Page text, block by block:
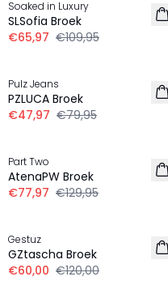
LINNEN
Soaked in Luxury
SLSofia Broek
€65,97 €109,95
LINNEN
Pulz Jeans
PZLUCA Broek
€47,97 €79,95
LINNEN
Part Two
AtenaPW Broek
€77,97 €129,95
LINNEN
Gestuz
GZtascha Broek
€60,00 €120,00